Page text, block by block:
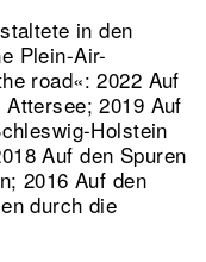
in den
Plein-Air-
road«: 2022 Auf
2019 Auf
Holstein
Auf den Spuren
2016 Auf den
durch die